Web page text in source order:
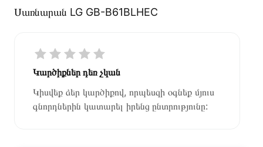
Սառնարան LG GB-B61BLHEC
Կարծիքներ դեռ չկան
Կիսվեք ձեր կարծիքով, որպեսզի օգնեք մյուս
գնորդներին կատարել իրենց ընտրությունը: